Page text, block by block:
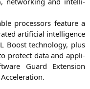
pro­ces­sors fea­ture a
arti­fi­ci­al intel­li­gence
Boost tech­no­lo­gy, plus
pro­tect data and appli­
Guard Exten­si­on